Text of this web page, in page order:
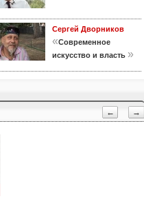
Сергей Дворников
«Современное
искусство и власть »
← →